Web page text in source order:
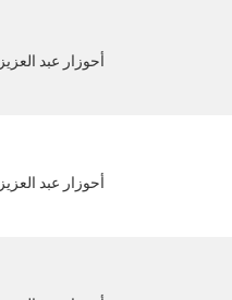
Abdel Aziz Ahouzar أحوزار عبد العزيز
Abdel Aziz Ahouzar أحوزار عبد العزيز